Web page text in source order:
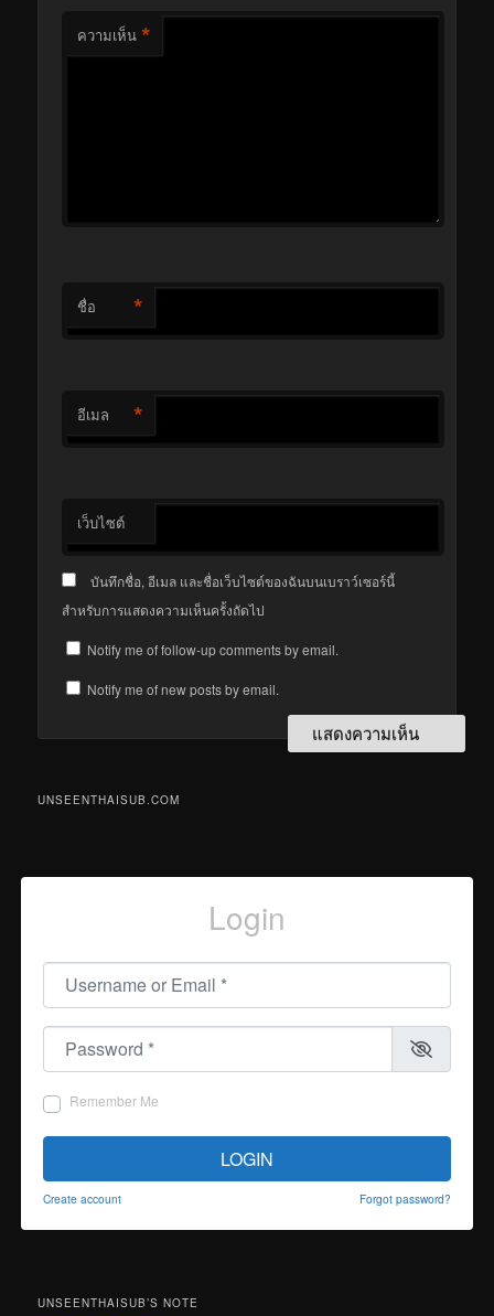
ความเห็น *
ชื่อ *
อีเมล *
เว็บไซต์
บันทึกชื่อ, อีเมล และชื่อเว็บไซต์ของฉันบนเบราว์เซอร์นี้
สำหรับการแสดงความเห็นครั้งถัดไป
Notify me of follow-up comments by email.
Notify me of new posts by email.
UNSEENTHAISUB.COM
Login
Username or Email
Password
Remember Me
LOGIN
Create account Forgot password?
UNSEENTHAISUB’S NOTE